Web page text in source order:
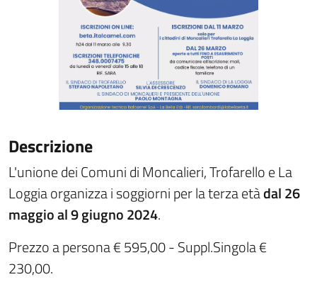
Descrizione
L'unione dei Comuni di Moncalieri, Trofarello e La
Loggia organizza i soggiorni per la terza etàdal 26
maggio al 9 giugno 2024.
Prezzo a persona € 595,00 - Suppl.Singola €
230,00.